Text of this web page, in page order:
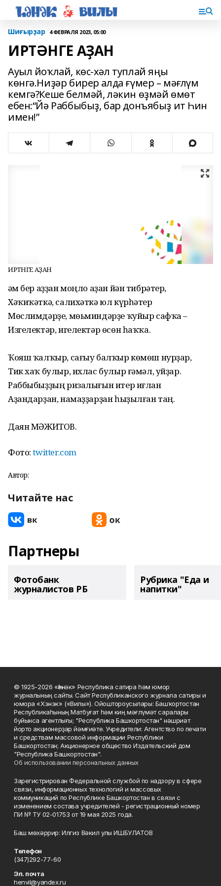
Шиғырҙар 4 ФЕВРАЛЯ 2023, 05:00
ИРТӘНГЕ АҘАН
Ауыл йоҡлай, көс-хәл туплай яңы
көнгә.Ниҙәр бирер алда ғүмер – мәғлүм
кемгә?Кеше белмәй, ләкин өҙмәй өмөт
ебен:“Йә Раббыбыҙ, бар донъябыҙ ит Һин
имен!”
ИРТӘНГЕ АҘАН
Һәм бер аҙҙан моңло аҙан йән тибрәтер,
Хәҡиҡәткә, салихәткә юл күрһәтер
Мөслимдәрҙе, мөьминдәрҙе ҡуйыр сафҡа –
Изгелектәр, игелектәр өсөн һаҡҡа.
Ҡояш ҡалҡыр, сағыу балҡыр көмөш нурҙар,
Тик хаҡ булыр, ихлас булыр ғәмәл, уйҙар.
Раббыбыҙҙың ризалығын итер иғлан
Аҙандарҙан, намаҙҙарҙан һыҙылған таң.
Даян МӘЖИТОВ.
Фото:twitter.com
Автор:
Читайте нас
Партнеры
Фотобанк
журналистов РБ
Рубрика "Еда и
напитки"
© 1925-2026 «Һәнәк» Республика сатира һәм юмор
журналының сайты. Сайт Республиканского журнала сатиры и
юмора «Хэнэк» («Вилы»). Ойоштороусылары: Башҡортостан
Республикаһының Матбуғат һәм киң мәғлүмәт саралары
буйынса агентлығы; "Республика Башкортостан" нәшриәт
йорто акционерҙар йәмғиәте. Учредители: Агентство по печати
и средствам массовой информации Республики
Башкортостан; Акционерное общество Издательский дом
"Республика Башкортостан".
Об использовании персональных данных
Зарегистрирован Федеральной службой по надзору в сфере
связи, информационных технологий и массовых
коммуникаций по Республике Башкортостан в связи с
изменением состава учредителей - регистрационный номер
ПИ № ТУ 02-01753 от 19 мая 2025 года.
Баш мөхәррир: Илгиз Вәкил улы ИШБУЛАТОВ
Телефон
(347)292-77-60
Эл. почта
henvil@yandex.ru